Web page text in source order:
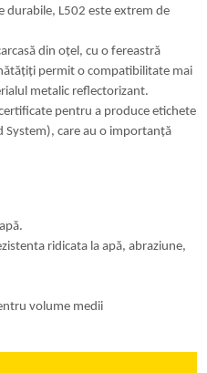
durabile, L502 este extrem de
din oțel, cu o fereastră
permit o compatibilitate mai
metalic reflectorizant.
pentru a produce etichete
System), care au o importanță
ridicata la apă, abraziune,
volume medii